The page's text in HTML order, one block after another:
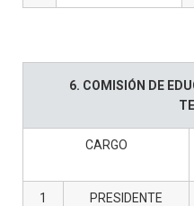
6. COMISIÓN DE
CARGO
1 PRESIDENTE